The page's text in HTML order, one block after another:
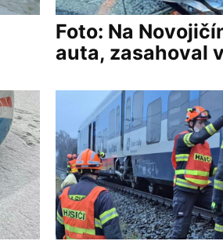
Foto: Na
auta, zasahoval